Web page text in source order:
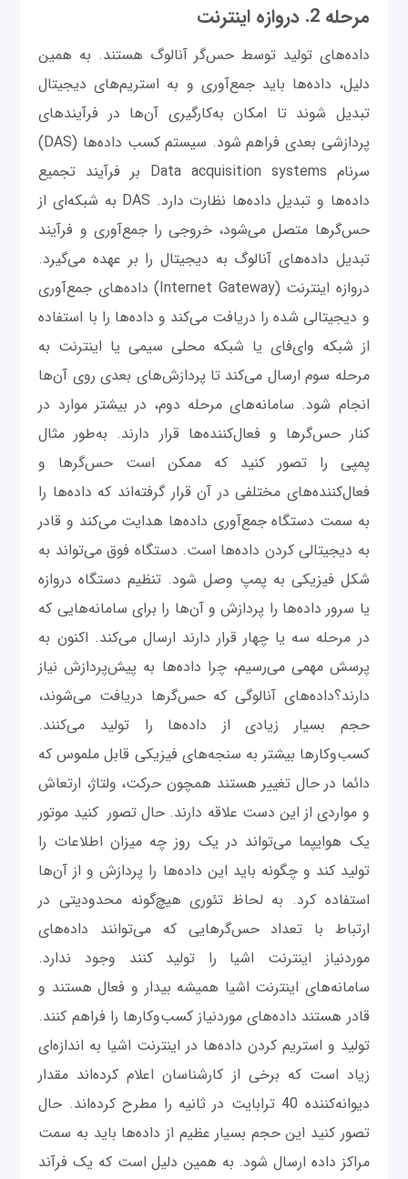
مرحله 2. دروازه اینترنت
داده‌های تولید توسط حس‌گر آنالوگ هستند. به همین
دلیل، داده‌ها باید جمع‌آوری و به استریم‌های دیجیتال
تبدیل شوند تا امکان به‌کارگیری آن‌ها در فرآیندهای
پردازشی بعدی فراهم شود. سیستم کسب داده‌ها (DAS)
سرنام Data acquisition systems بر فرآیند تجمیع
داده‌ها و تبدیل داده‌ها نظارت دارد. DAS به شبکه‌ای از
حس‌گرها متصل می‌شود، خروجی را جمع‌آوری و فرآیند
تبدیل داده‌های آنالوگ به دیجیتال را بر عهده می‌گیرد.
دروازه اینترنت (Internet Gateway) داده‌های جمع‌آوری
و دیجیتالی شده را دریافت می‌کند و داده‌ها را با استفاده
از شبکه وای‌فای یا شبکه محلی سیمی یا اینترنت به
مرحله سوم ارسال می‌کند تا پردازش‌های بعدی روی آن‌ها
انجام شود. سامانه‌های مرحله دوم، در بیشتر موارد در
کنار حس‌گرها و فعال‌کننده‌ها قرار دارند. به‌طور مثال
پمپی را تصور کنید که ممکن است حس‌گرها و
فعال‌کننده‌های مختلفی در آن قرار گرفته‌اند که داده‌ها را
به سمت دستگاه جمع‌آوری داده‌ها هدایت می‌کند و قادر
به دیجیتالی کردن داده‌ها است. دستگاه فوق می‌تواند به
شکل فیزیکی به پمپ وصل شود. تنظیم دستگاه دروازه
یا سرور داده‌ها را پردازش و آن‌ها را برای سامانه‌هایی که
در مرحله سه یا چهار قرار دارند ارسال می‌کند. اکنون به
پرسش مهمی‌ می‌رسیم، چرا داده‌ها به پیش‌پردازش نیاز
دارند؟داده‌های آنالوگی که حس‌گرها دریافت می‌شوند،
حجم بسیار زیادی از داده‌ها را تولید می‌کنند.
کسب‌وکارها بیشتر به سنجه‌های فیزیکی قابل ملموس که
دائما در حال تغییر هستند همچون حرکت، ولتاژ، ارتعاش
و مواردی از این دست علاقه دارند. حال تصور کنید موتور
یک هوایپما می‌تواند در یک روز چه میزان اطلاعات را
تولید کند و چگونه باید این داده‌ها را پردازش و از آن‌ها
استفاده کرد. به لحاظ تئوری هیچ‌گونه محدودیتی در
ارتباط با تعداد حس‌گرهایی که می‌توانند داده‌های
موردنیاز اینترنت اشیا را تولید کنند وجود ندارد.
سامانه‌های اینترنت اشیا همیشه بیدار و فعال هستند و
قادر هستند داده‌های موردنیاز کسب‌وکارها را فراهم کنند.
تولید و استریم کردن داده‌ها در اینترنت اشیا به اندازه‌ای
زیاد است که برخی از کارشناسان اعلام کرده‌اند مقدار
دیوانه‌کننده 40 ترابایت در ثانیه را مطرح کرده‌اند. حال
تصور کنید این حجم بسیار عظیم از داده‌ها باید به سمت
مراکز داده ارسال شود. به همین دلیل است که یک فرآند